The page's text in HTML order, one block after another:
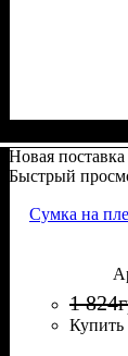
Новая поставка
Быстрый
Сумка на
1 824
Купить